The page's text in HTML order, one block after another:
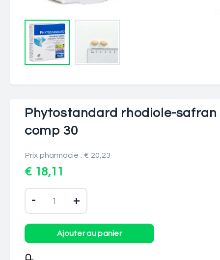
Phytostandard rhodiole-safran
comp 30
Prix pharmacie : € 20,23
€ 18,11
- +